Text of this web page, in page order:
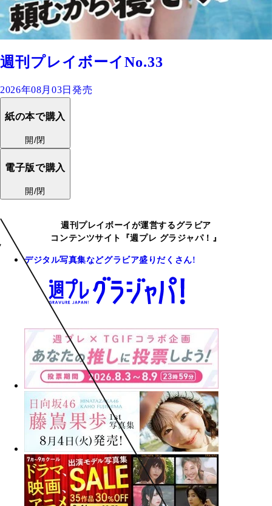
週刊プレイボーイNo.33
2026年08月03日発売
紙の本で購入
開/閉
電子版で購入
開/閉
週刊プレイボーイが運営するグラビア
コンテンツサイト『週プレ グラジャパ！』
デジタル写真集などグラビア盛りだくさん!